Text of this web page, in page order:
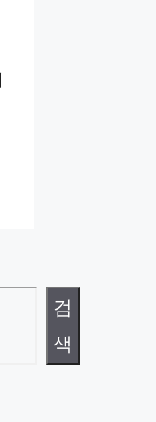
검
색